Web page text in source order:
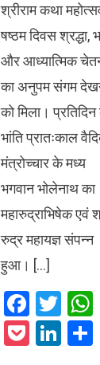
श्रीराम कथा
षष्ठम दिवस श्रद्धा,
और आध्यात्मिक
का अनुपम संगम
को मिला। प्रतिदिन
भांति प्रातःकाल
मंत्रोच्चार के मध्य
भगवान भोलेनाथ का
महारुद्राभिषेक एवं
रुद्र महायज्ञ संपन्न
हुआ। […]
Pocket